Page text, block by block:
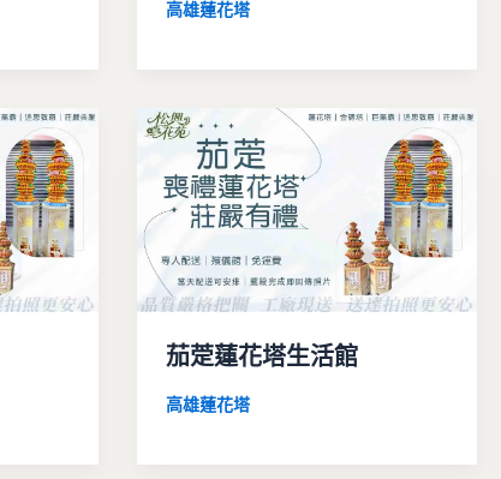
高雄蓮花塔
茄萣蓮花塔生活館
高雄蓮花塔